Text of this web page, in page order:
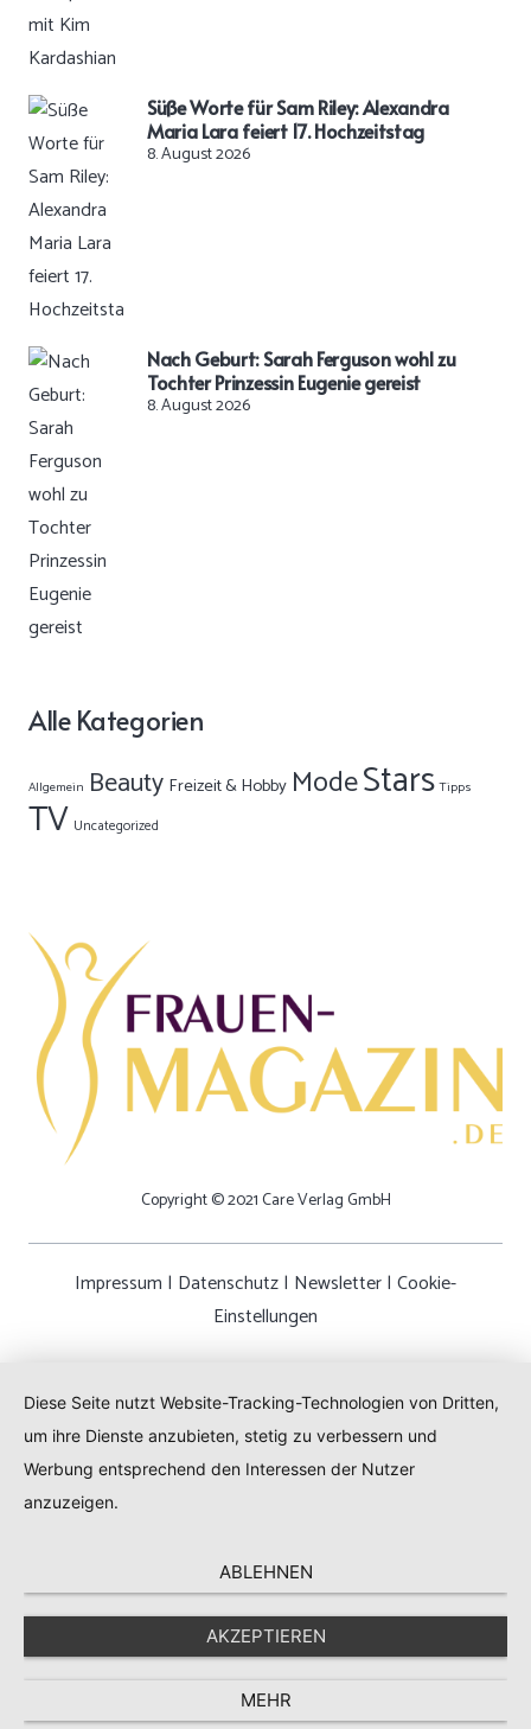
Süße Worte für Sam Riley: Alexandra
Maria Lara feiert 17. Hochzeitstag
8. August 2026
Nach Geburt: Sarah Ferguson wohl zu
Tochter Prinzessin Eugenie gereist
8. August 2026
Alle Kategorien
Allgemein Beauty Freizeit & Hobby ModeStars Tipps
TV Uncategorized
Copyright © 2021 Care Verlag GmbH
Impressum | Datenschutz| Newsletter| Cookie-
Einstellungen
Diese Seite nutzt Website-Tracking-Technologien von Dritten,
um ihre Dienste anzubieten, stetig zu verbessern und
Werbung entsprechend den Interessen der Nutzer
anzuzeigen.
ABLEHNEN
AKZEPTIEREN
MEHR